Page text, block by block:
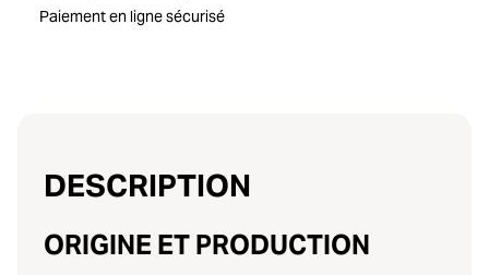
Paiement en ligne sécurisé
DESCRIPTION
ORIGINE ET PRODUCTION